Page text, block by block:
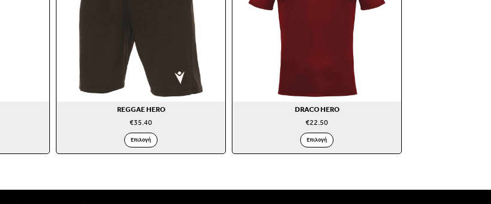
REGGAE HERO
€35.40
Επιλογή
DRACO HERO
€22.50
Επιλογή